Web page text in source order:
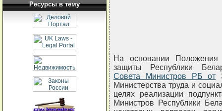
Ресурсы в тему
На основании Положения
защиты Республики
Совета Министров РБ от
Министерства труда и
целях реализации
Министров Республики